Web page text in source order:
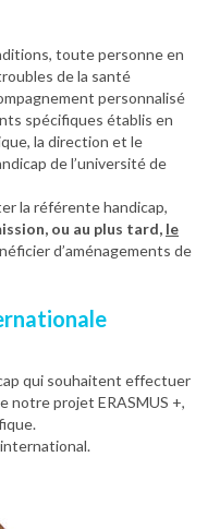
toute personne en
de la santé
personnalisé
spécifiques établis en
la direction et le
de l’université de
la référente handicap,
ou au plus tard, le
d’aménagements de
qui souhaitent effectuer
notre projet ERASMUS +,